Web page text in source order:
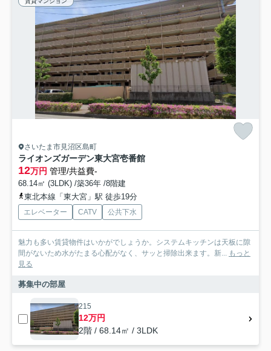
さいたま市見沼区島町
ライオンズガーデン東大宮壱番館
12万円 管理/共益費-
68.14㎡ (3LDK) /築36年 /8階建
東北本線「東大宮」駅 徒歩19分
エレベーター CATV 公共下水
魅力も多い賃貸物件はいかがでしょうか。システムキッチンは天板に隙
間がないため水がたまる心配がなく、サッと掃除出来ます。新... もっと
見る
募集中の部屋
215
12万円
2階 / 68.14㎡ / 3LDK